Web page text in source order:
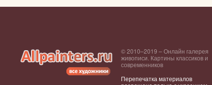
© 2010–2019 – Онлайн галерея
живописи. Картины классиков и
современников
Перепечатка материалов